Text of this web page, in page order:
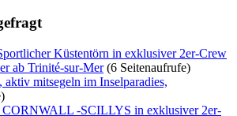
Küstentörn in exklusiver 2er-Crew
ab Trinité-sur-Mer(6 Seitenaufrufe)
mitsegeln im Inselparadies,
-SCILLYS in exklusiver 2er-